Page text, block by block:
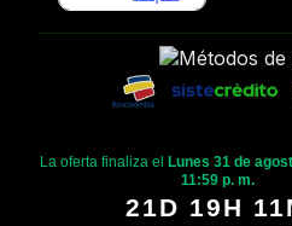
La oferta finaliza el
Lunes 31 de
11:59 p. m.
21D 19H